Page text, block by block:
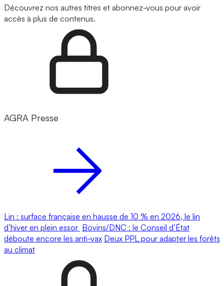
Découvrez nos autres titres et abonnez-vous pour avoir
accès à plus de contenus.
AGRA Presse
Lin : surface française en hausse de 10 % en 2026, le lin
d’hiver en plein essor Bovins/DNC : le Conseil d’État
déboute encore les anti-vax Deux PPL pour adapter les forêts
au climat